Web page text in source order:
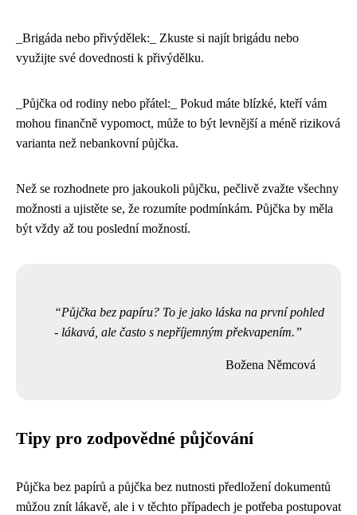
_Brigáda nebo přivýdělek:_ Zkuste si najít brigádu nebo
využijte své dovednosti k přivýdělku.
_Půjčka od rodiny nebo přátel:_ Pokud máte blízké, kteří vám
mohou finančně vypomoct, může to být levnější a méně riziková
varianta než nebankovní půjčka.
Než se rozhodnete pro jakoukoli půjčku, pečlivě zvažte všechny
možnosti a ujistěte se, že rozumíte podmínkám. Půjčka by měla
být vždy až tou poslední možností.
Půjčka bez papíru? To je jako láska na první pohled
- lákavá, ale často s nepříjemným překvapením.
Božena Němcová
Tipy pro zodpovědné půjčování
Půjčka bez papírů a půjčka bez nutnosti předložení dokumentů
můžou znít lákavě, ale i v těchto případech je potřeba postupovat